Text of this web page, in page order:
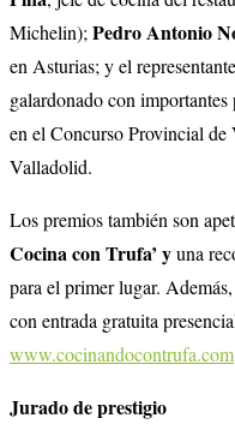
Michelin); Pedro Antonio
en Asturias; y el
galardonado con
en el Concurso Provincial
Valladolid.
Los premios también son
Cocina con Trufa’ yuna
para el primer lugar.
con entrada gratuita
www.cocinandocontrufa.com
Jurado de prestigio